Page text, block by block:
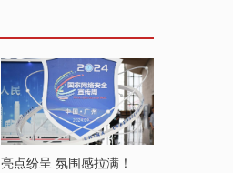
亮点纷呈 氛围感拉满！